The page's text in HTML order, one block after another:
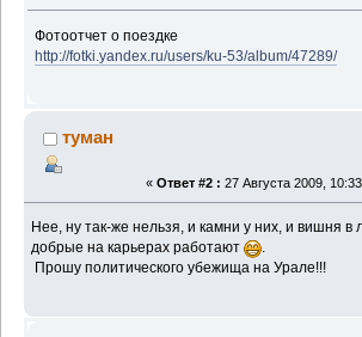
Фотоотчет о поездке
http://fotki.yandex.ru/users/ku-53/album/47289/
туман
« Ответ #2 : 27 Августа 2009,
Нее, ну так-же нельзя, и камни у них, и вишня в
добрые на карьерах работают
.
Прошу политического убежища на Урале!!!